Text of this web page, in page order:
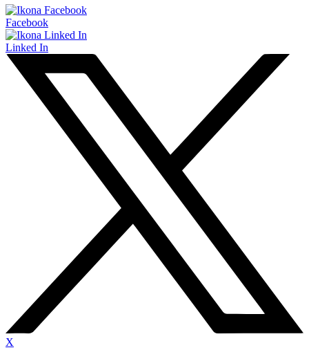
Facebook
Linked In
X